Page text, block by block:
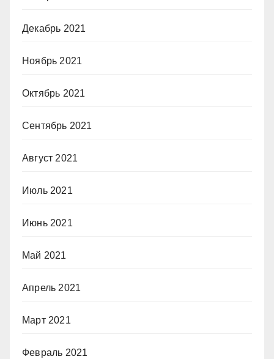
Декабрь 2021
Ноябрь 2021
Октябрь 2021
Сентябрь 2021
Август 2021
Июль 2021
Июнь 2021
Май 2021
Апрель 2021
Март 2021
Февраль 2021